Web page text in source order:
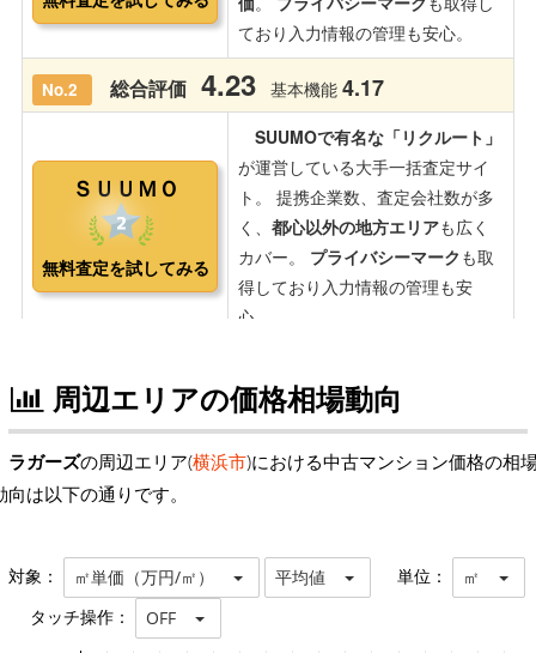
周辺エリアの価格相場動向
ラガーズの周辺エリア(横浜市)における中古マンション価格の相
向は以下の通りです。
対象： ㎡単価（万円/㎡） 平均値 単位： ㎡
タッチ操作： OFF